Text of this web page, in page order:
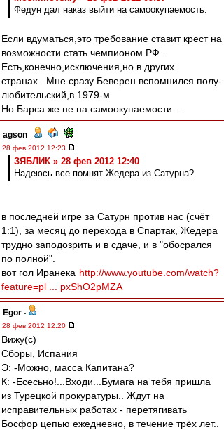
Федун дал наказ выйти на самоокупаемость.
Если вдуматься,это требование ставит крест на
возможности стать чемпионом РФ...
Есть,конечно,исключения,но в других
странах...Мне сразу Беверен вспомнился полу-
любительский,в 1979-м.
Но Барса же не на самоокупаемости...
agson -
28 фев 2012 12:23
ЗЯБЛИК » 28 фев 2012 12:40
Надеюсь все помнят Жедера из Сатурна?
в последней игре за Сатурн против нас (счёт
1:1), за месяц до перехода в Спартак, Жедера
трудно заподозрить и в сдаче, и в "обосрался
по полной".
вот гол Иранека http://www.youtube.com/watch?
feature=pl ... pxShO2pMZA
Egor -
28 фев 2012 12:20
Вижу(с)
Сборы, Испания
Э: -Можно, масса Капитана?
К: -Есесьно!...Входи...Бумага на тебя пришла
из Турецкой прокуратуры.. Ждут на
исправительных работах - перетягивать
Босфор цепью ежедневно, в течение трёх лет..